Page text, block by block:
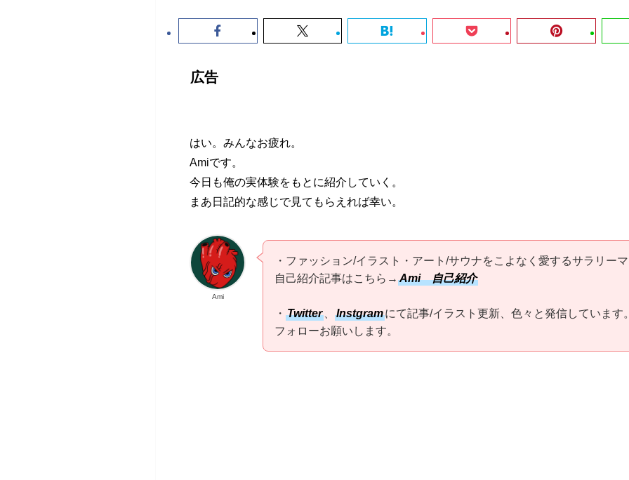
広告
はい。みんなお疲れ。
Amiです。
今日も俺の実体験をもとに紹介していく。
まあ日記的な感じで見てもらえれば幸い。
Ami
・ファッション/イラスト・アート/サウナをこよなく愛するサラリー
自己紹介記事はこちら→ Ami 自己紹介
・ Twitter 、 Instgramにて記事/イラスト更新、色々と発信しています
フォローお願いします。